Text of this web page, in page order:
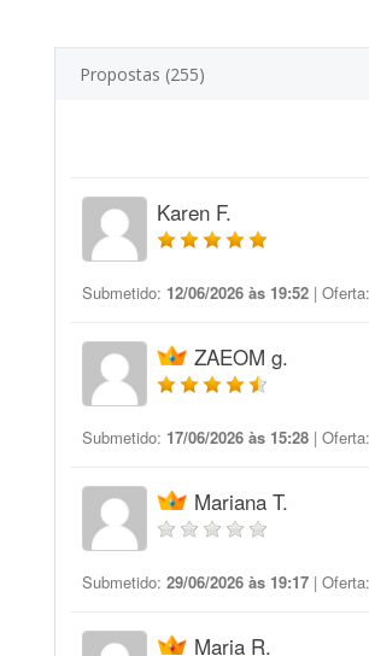
Propostas (255)
Karen F.
Submetido: 12/06/2026 às 19:52 | Oferta:
ZAEOM g.
Submetido: 17/06/2026 às 15:28 | Oferta:
Mariana T.
Submetido: 29/06/2026 às 19:17 | Oferta:
Maria R.